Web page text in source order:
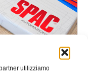
utilizziamo